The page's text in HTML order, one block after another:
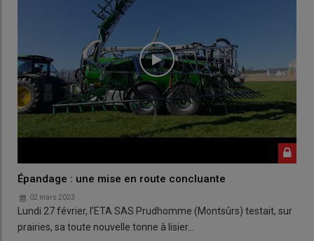
Épandage : une mise en route concluante
02 mars 2023
Lundi 27 février, l’ETA SAS Prudhomme (Montsûrs) testait, sur
prairies, sa toute nouvelle tonne à lisier…